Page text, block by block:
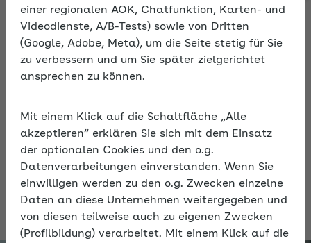
einer regionalen AOK, Chatfunktion, Karten- und
Videodienste, A/B-Tests) sowie von Dritten
(Google, Adobe, Meta), um die Seite stetig für Sie
zu verbessern und um Sie später zielgerichtet
ansprechen zu können.
Mit einem Klick auf die Schaltfläche „Alle
akzeptieren“ erklären Sie sich mit dem Einsatz
der optionalen Cookies und den o.g.
Datenverarbeitungen einverstanden. Wenn Sie
einwilligen werden zu den o.g. Zwecken einzelne
Daten an diese Unternehmen weitergegeben und
von diesen teilweise auch zu eigenen Zwecken
(Profilbildung) verarbeitet. Mit einem Klick auf die
Seminarvideo: Positiv
führen – Anregungen aus
der Positiven Psychologie
Wer das eigene Team begeistern möchte,
nutzen. Der Führungsansatz basiert auf
der Wissenschaft vom gelingenden Leben,
der Positiven Psychologie.